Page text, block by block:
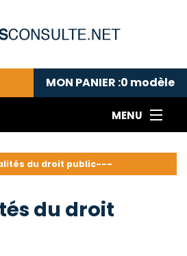
MON PANIER :0 modèle
MENU
---Actualités du droit public---
Droit pénal---
Droit privé ---
Abonnement aux actualités
du droit public---
du droit